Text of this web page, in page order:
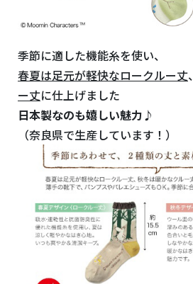
季節に適した機能糸を使い、
春夏は足元が軽快なロークルー丈、
ー丈に仕上げました
日本製なのも嬉しい魅力♪
（奈良県で生産しています！）